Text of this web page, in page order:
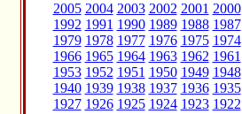
2005 2004 2003 2002 2001 2000
1992 1991 1990 1989 1988 1987
1979 1978 1977 1976 1975 1974
1966 1965 1964 1963 1962 1961
1953 1952 1951 1950 1949 1948
1940 1939 1938 1937 1936 1935
1927 1926 1925 1924 1923 1922